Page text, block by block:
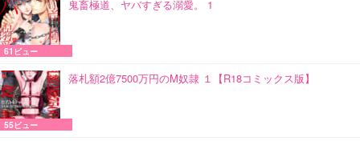
鬼畜極道、ヤバすぎる溺愛。 1
61ビュー
落札額2億7500万円のM奴隷 １【R18コミックス版】
55ビュー